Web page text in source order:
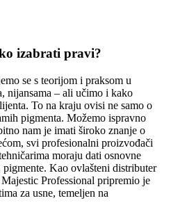
izabrati pravi?
se s teorijom i praksom u
nijansama – ali učimo i kako
To na kraju ovisi ne samo o
pigmenta. Možemo ispravno
nam je imati široko znanje o
svi profesionalni proizvođači
moraju dati osnovne
Kao ovlašteni distributer
Professional pripremio je
za usne, temeljen na